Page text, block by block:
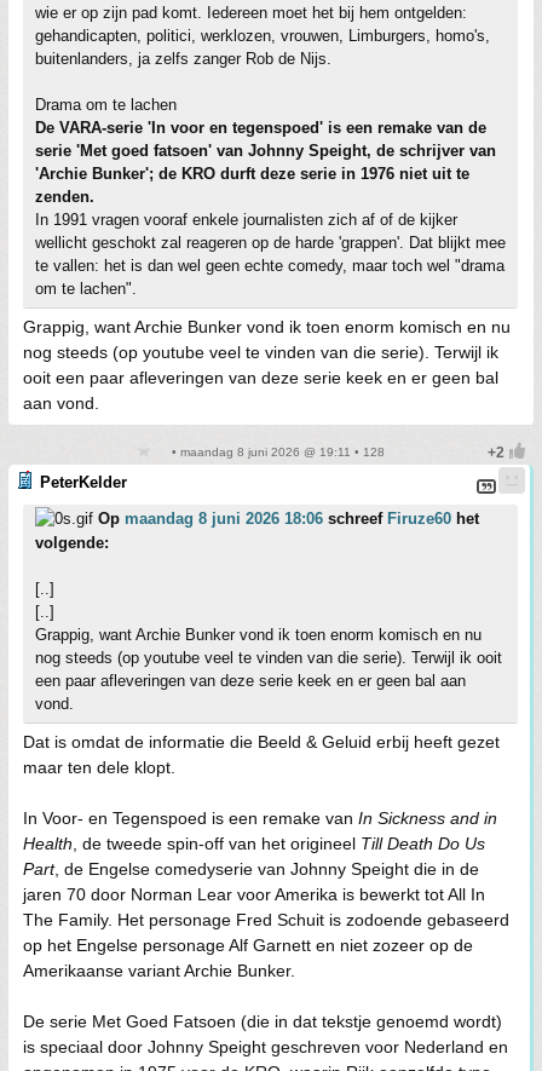
wie er op zijn pad komt. Iedereen moet het bij hem ontgelden:
gehandicapten, politici, werklozen, vrouwen, Limburgers, homo's,
buitenlanders, ja zelfs zanger Rob de Nijs.
Drama om te lachen
De VARA-serie 'In voor en tegenspoed' is een remake van de
serie 'Met goed fatsoen' van Johnny Speight, de schrijver van
'Archie Bunker'; de KRO durft deze serie in 1976 niet uit te
zenden.
In 1991 vragen vooraf enkele journalisten zich af of de kijker
wellicht geschokt zal reageren op de harde 'grappen'. Dat blijkt mee
te vallen: het is dan wel geen echte comedy, maar toch wel "drama
om te lachen".
Grappig, want Archie Bunker vond ik toen enorm komisch en nu
nog steeds (op youtube veel te vinden van die serie). Terwijl ik
ooit een paar afleveringen van deze serie keek en er geen bal
aan vond.
• maandag 8 juni 2026 @ 19:11 • 128
PeterKelder
Op maandag 8 juni 2026 18:06 schreef Firuze60 het
volgende:
[..]
[..]
Grappig, want Archie Bunker vond ik toen enorm komisch en nu
nog steeds (op youtube veel te vinden van die serie). Terwijl ik ooit
een paar afleveringen van deze serie keek en er geen bal aan
vond.
Dat is omdat de informatie die Beeld & Geluid erbij heeft gezet
maar ten dele klopt.
In Voor- en Tegenspoed is een remake van In Sickness and in
Health , de tweede spin-off van het origineel Till Death Do Us
Part, de Engelse comedyserie van Johnny Speight die in de
jaren 70 door Norman Lear voor Amerika is bewerkt tot All In
The Family. Het personage Fred Schuit is zodoende gebaseerd
op het Engelse personage Alf Garnett en niet zozeer op de
Amerikaanse variant Archie Bunker.
De serie Met Goed Fatsoen (die in dat tekstje genoemd wordt)
is speciaal door Johnny Speight geschreven voor Nederland en